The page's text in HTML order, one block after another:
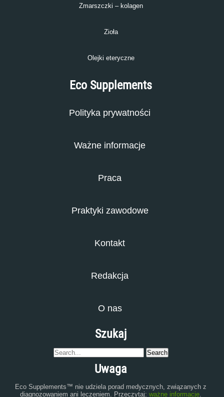
Zmarszczki – kolagen
Zioła
Olejki eteryczne
Eco Supplements
Polityka prywatności
Ważne informacje
Praca
Praktyki zawodowe
Kontakt
Redakcja
O nas
Szukaj
Uwaga
Eco Supplements™ nie udziela porad medycznych, związanych z
diagnozowaniem ani leczeniem. Przeczytaj:ważne informacje.